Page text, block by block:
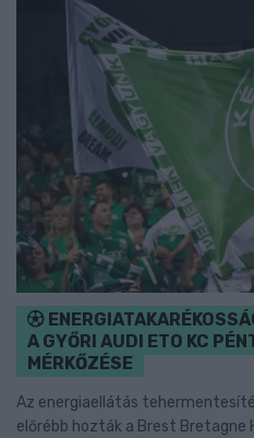
A GYŐRI AUDI ETO KC
MÉRKŐZÉSE
Az energiaellátás
előrébb hozták a Brest Bretagne